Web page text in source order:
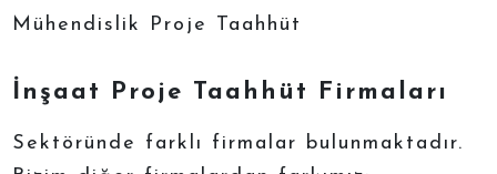
Mühendislik Proje Taahhüt
İnşaat Proje Taahhüt Firmaları
Sektöründe farklı firmalar bulunmaktadır.